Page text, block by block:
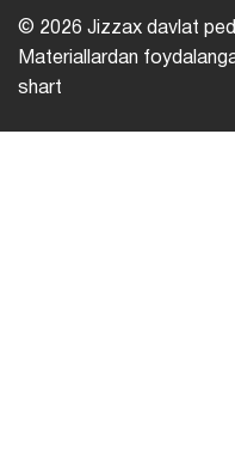
© 2026 Jizzax davlat
Materiallardan
shart